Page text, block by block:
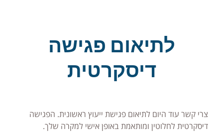
לתיאום פגישה
דיסקרטית
צרי קשר עוד היום לתיאום פגישת ייעוץ ראשונית. הפגישה
דיסקרטית לחלוטין ומותאמת באופן אישי למקרה שלך.